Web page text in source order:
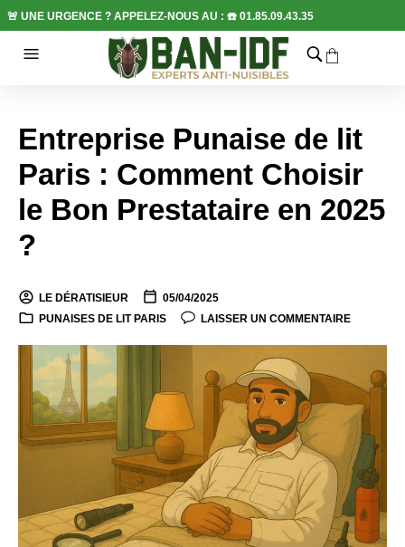
🚨 UNE URGENCE ? APPELEZ-NOUS AU : ☎️ 01.85.09.43.35
Entreprise Punaise de lit
Paris : Comment Choisir
le Bon Prestataire en 2025
?
LE DÉRATISIEUR
05/04/2025
PUNAISES DE LIT PARIS
LAISSER UN COMMENTAIRE